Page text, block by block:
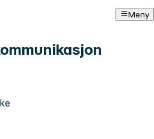
Meny